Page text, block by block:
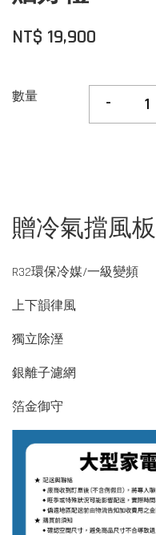
NT$ 19,900
數量 -
贈冷氣擋風板
R32環保冷媒/一級變頻
上下韻律風
獨立除溼
銀離子濾網
箔金御守